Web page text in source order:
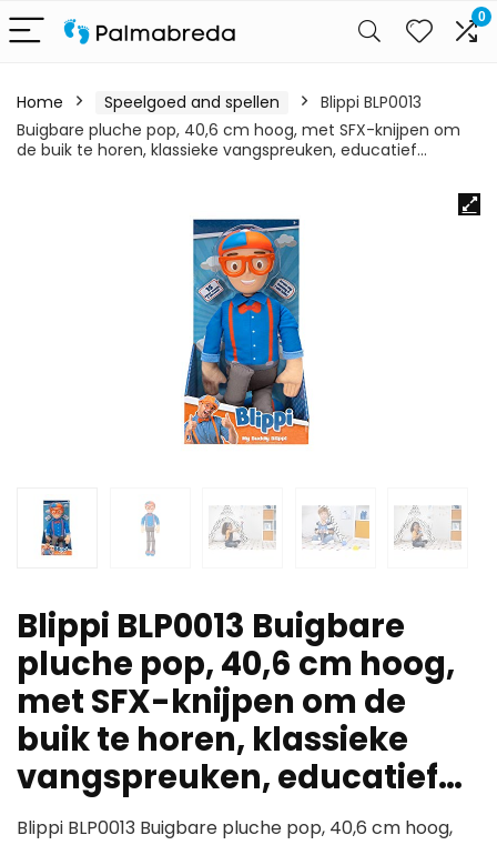
0
Home Speelgoed and spellen
Blippi BLP0013
Buigbare pluche pop, 40,6 cm hoog, met SFX-knijpen om
de buik te horen, klassieke vangspreuken, educatief…
Blippi BLP0013 Buigbare
pluche pop, 40,6 cm hoog,
met SFX-knijpen om de
buik te horen, klassieke
vangspreuken, educatief…
Blippi BLP0013 Buigbare pluche pop, 40,6 cm hoog,